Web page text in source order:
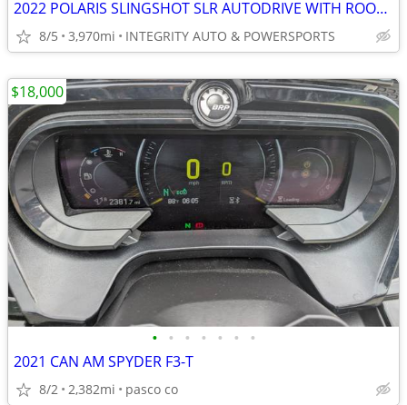
2022 POLARIS SLINGSHOT SLR AUTODRIVE WITH ROOF IMMACULATE 4K MILES!!!!
8/5 3,970mi INTEGRITY AUTO & POWERSPORTS
• • • • • • •
2021 CAN AM SPYDER F3-T
8/2 2,382mi pasco co
$18,000